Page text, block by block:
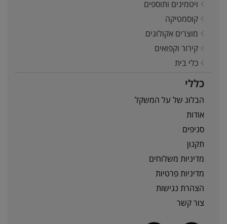
ויטמינים ותוספים
קוסמטיקה
מוצרים אקולוגים
קירור וקפואים
כלי בית
כללי
הבלוג של על המשקל
אודות
סניפים
תקנון
מדיניות משלוחים
מדיניות פרטיות
הצהרת נגישות
צור קשר